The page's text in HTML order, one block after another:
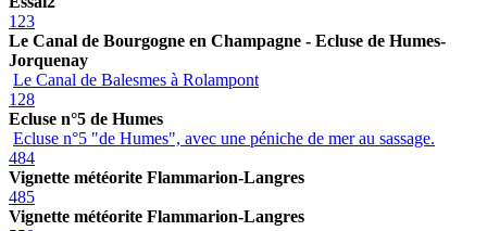
123
Le Canal de Bourgogne en Champagne - Ecluse de Humes-
Jorquenay
Le Canal de Balesmes à Rolampont
128
Ecluse n°5 de Humes
Ecluse n°5 "de Humes", avec une péniche de mer au sassage.
484
Vignette météorite Flammarion-Langres
485
Vignette météorite Flammarion-Langres